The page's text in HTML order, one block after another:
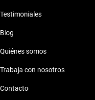
Testimoniales
Blog
Quiénes somos
Trabaja con nosotros
Contacto